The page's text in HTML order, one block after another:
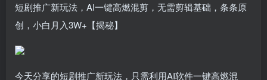
短剧推广新玩法，AI一键高燃混剪，无需剪辑基础，条条原
创，小白月入3W+【揭秘】
今天分享的短剧推广新玩法，只需利用AI软件一键高燃混